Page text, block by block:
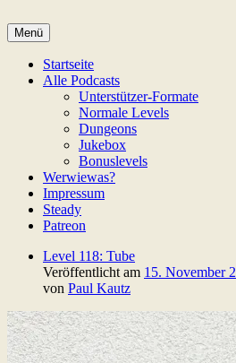
Inhalt
springen
Game Not Over
Menü
Startseite
Alle Podcasts
Unterstützer-Formate
Normale Levels
Dungeons
Jukebox
Bonuslevels
Werwiewas?
Impressum
Steady
Patreon
Level 118: Tube
Veröffentlicht am 15. November
von Paul Kautz
Weil weniger Pixel einfach mehr sind!